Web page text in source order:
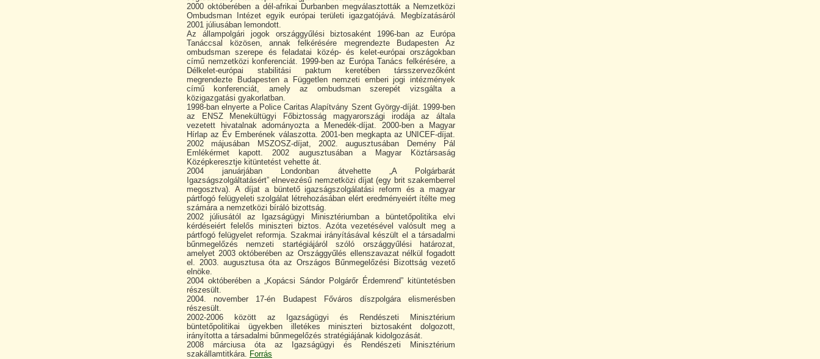
2000 októberében a dél-afrikai Durbanben megválasztották a Nemzetközi
Ombudsman Intézet egyik európai területi igazgatójává. Megbízatásáról
2001 júliusában lemondott.
Az állampolgári jogok országgyűlési biztosaként 1996-ban az Európa
Tanáccsal közösen, annak felkérésére megrendezte Budapesten Az
ombudsman szerepe és feladatai közép- és kelet-európai országokban
című nemzetközi konferenciát. 1999-ben az Európa Tanács felkérésére, a
Délkelet-európai stabilitási paktum keretében társszervezőként
megrendezte Budapesten a Független nemzeti emberi jogi intézmények
című konferenciát, amely az ombudsman szerepét vizsgálta a
közigazgatási gyakorlatban.
1998-ban elnyerte a Police Caritas Alapítvány Szent György-díját. 1999-ben
az ENSZ Menekültügyi Főbiztosság magyarországi irodája az általa
vezetett hivatalnak adományozta a Menedék-díjat. 2000-ben a Magyar
Hírlap az Év Emberének válaszotta. 2001-ben megkapta az UNICEF-díjat.
2002 májusában MSZOSZ-díjat, 2002. augusztusában Demény Pál
Emlékérmet kapott. 2002 augusztusában a Magyar Köztársaság
Középkeresztje kitüntetést vehette át.
2004 januárjában Londonban átvehette „A Polgárbarát
Igazságszolgáltatásért” elnevezésű nemzetközi díjat (egy brit szakemberrel
megosztva). A díjat a büntető igazságszolgálatási reform és a magyar
pártfogó felügyeleti szolgálat létrehozásában elért eredményeiért ítélte meg
számára a nemzetközi bíráló bizottság.
2002 júliusától az Igazságügyi Minisztériumban a büntetőpolitika elvi
kérdéseiért felelős miniszteri biztos. Azóta vezetésével valósult meg a
pártfogó felügyelet reformja. Szakmai irányításával készült el a társadalmi
bűnmegelőzés nemzeti startégiájáról szóló országgyűlési határozat,
amelyet 2003 októberében az Országgyűlés ellenszavazat nélkül fogadott
el. 2003. augusztusa óta az Országos Bűnmegelőzési Bizottság vezető
elnöke.
2004 októberében a „Kopácsi Sándor Polgárőr Érdemrend” kitüntetésben
részesült.
2004. november 17-én Budapest Főváros díszpolgára elismerésben
részesült.
2002-2006 között az Igazságügyi és Rendészeti Minisztérium
büntetőpolitikai ügyekben illetékes miniszteri biztosaként dolgozott,
irányította a társadalmi bűnmegelőzés stratégiájának kidolgozását.
2008 márciusa óta az Igazságügyi és Rendészeti Minisztérium
szakállamtitkára. Forrás